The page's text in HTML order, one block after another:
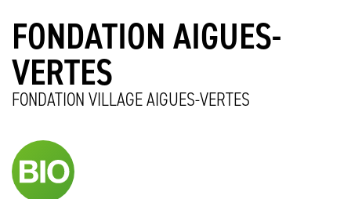
FONDATION AIGUES-
VERTES
FONDATION VILLAGE AIGUES-VERTES